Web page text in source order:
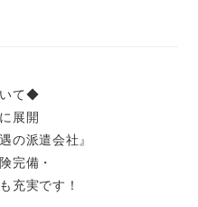
いて◆
展開
の派遣会社』
完備・
充実です！